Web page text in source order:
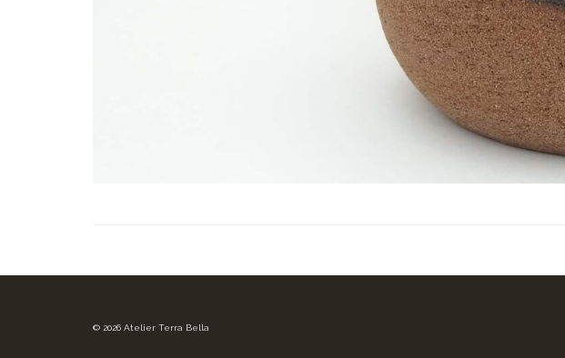
© 2026 Atelier Terra Bella